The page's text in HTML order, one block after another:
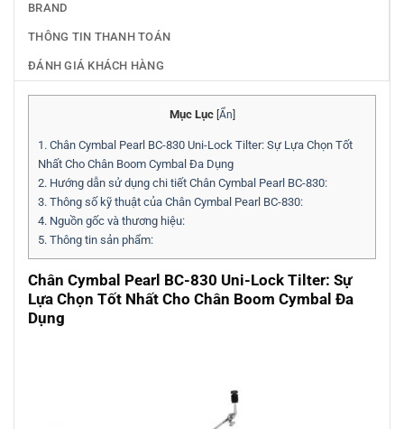
BRAND
THÔNG TIN THANH TOÁN
ĐÁNH GIÁ KHÁCH HÀNG
Mục Lục Ẩn
1. Chân Cymbal Pearl BC-830 Uni-Lock Tilter: Sự Lựa Chọn Tốt
Nhất Cho Chân Boom Cymbal Đa Dụng
2. Hướng dẫn sử dụng chi tiết Chân Cymbal Pearl BC-830:
3. Thông số kỹ thuật của Chân Cymbal Pearl BC-830:
4. Nguồn gốc và thương hiệu:
5. Thông tin sản phẩm:
Chân Cymbal Pearl BC-830 Uni-Lock Tilter: Sự
Lựa Chọn Tốt Nhất Cho Chân Boom Cymbal Đa
Dụng